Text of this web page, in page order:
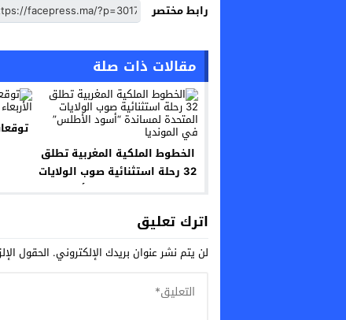
رابط مختصر
مقالات ذات صلة
الخطوط الملكية المغربية تطلق
32 رحلة استثنائية صوب الولايات
المتحدة لمساندة “أسود
اترك تعليق
لن يتم نشر عنوان بريدك الإلكتروني. الحقول